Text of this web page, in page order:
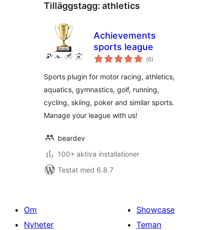
Tilläggstagg: athletics
Achievements
sports league
(Totalt
antal
6)
Sports plugin for motor racing, athletics,
aquatics, gymnastics, golf, running,
cycling, skiing, poker and similar sports.
Manage your league with us!
beardev
100+ aktiva installationer
Testat med 6.8.7
Om
Nyheter
Showcase
Teman